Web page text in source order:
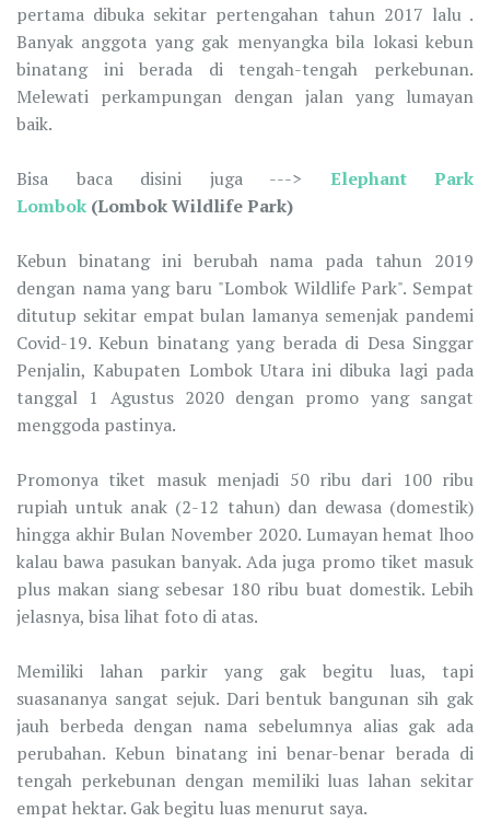
pertama dibuka sekitar pertengahan tahun 2017 lalu .
Banyak anggota yang gak menyangka bila lokasi kebun
binatang ini berada di tengah-tengah perkebunan.
Melewati perkampungan dengan jalan yang lumayan
baik.
Bisa baca disini juga ---> Elephant Park
Lombok (Lombok Wildlife Park)
Kebun binatang ini berubah nama pada tahun 2019
dengan nama yang baru "Lombok Wildlife Park". Sempat
ditutup sekitar empat bulan lamanya semenjak pandemi
Covid-19. Kebun binatang yang berada di Desa Singgar
Penjalin, Kabupaten Lombok Utara ini dibuka lagi pada
tanggal 1 Agustus 2020 dengan promo yang sangat
menggoda pastinya.
Promonya tiket masuk menjadi 50 ribu dari 100 ribu
rupiah untuk anak (2-12 tahun) dan dewasa (domestik)
hingga akhir Bulan November 2020. Lumayan hemat lhoo
kalau bawa pasukan banyak. Ada juga promo tiket masuk
plus makan siang sebesar 180 ribu buat domestik. Lebih
jelasnya, bisa lihat foto di atas.
Memiliki lahan parkir yang gak begitu luas, tapi
suasananya sangat sejuk. Dari bentuk bangunan sih gak
jauh berbeda dengan nama sebelumnya alias gak ada
perubahan. Kebun binatang ini benar-benar berada di
tengah perkebunan dengan memiliki luas lahan sekitar
empat hektar. Gak begitu luas menurut saya.